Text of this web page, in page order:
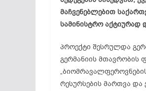
მაჩვენებლებით
სამინისტრო აქტიურად
პროექტი შესრულდა
გერმანიის მთავრობის
რესურსების მართვა